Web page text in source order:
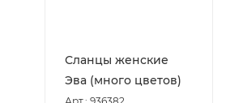
Сланцы женские
Эва (много цветов)